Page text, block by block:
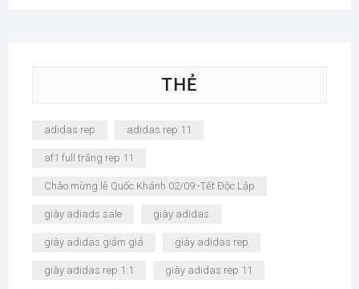
THẺ
adidas rep adidas rep 11
af1 full trắng rep 11
Chào mừng lễ Quốc Khánh 02/09 -Tết Độc Lập
giày adiads sale giày adidas
giày adidas giảm giá giày adidas rep
giày adidas rep 1:1 giày adidas rep 11